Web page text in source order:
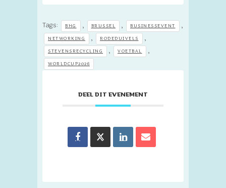
Tags: BHG , BRUSSEL , BUSINESSEVENT ,
NETWORKING , RODEDUIVELS ,
STEVENSRECYCLING , VOETBAL ,
WORLDCUP2026
DEEL DIT EVENEMENT